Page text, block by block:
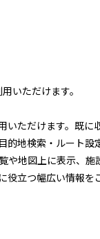
いただけます。
いただけます。既に
的地検索・ルート設
地図上に表示、
役立つ幅広い情報を